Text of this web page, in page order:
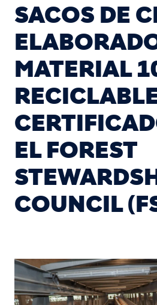
SACOS DE
MATERIAL
EL FOREST
COUNCIL
Image